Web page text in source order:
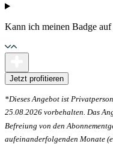
Kann ich meinen Badge
Jetzt profitieren
*Dieses Angebot ist
25.08.2026 vorbehalten. Das
Befreiung von den
aufeinanderfolgenden Monate